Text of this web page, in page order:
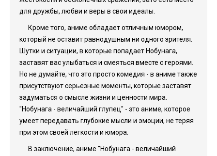
для дружбы, любви и веры в свои идеалы.
Кроме того, аниме обладает отличным юмором,
который не оставит равнодушным ни одного зрителя.
Шутки и ситуации, в которые попадает Нобунага,
заставят вас улыбаться и смеяться вместе с героями.
Но не думайте, что это просто комедия - в аниме также
присутствуют серьезные моменты, которые заставят
задуматься о смысле жизни и ценности мира.
"Нобунага - величайший глупец" - это аниме, которое
умеет передавать глубокие мысли и эмоции, не теряя
при этом своей легкости и юмора.
В заключение, аниме "Нобунага - величайший